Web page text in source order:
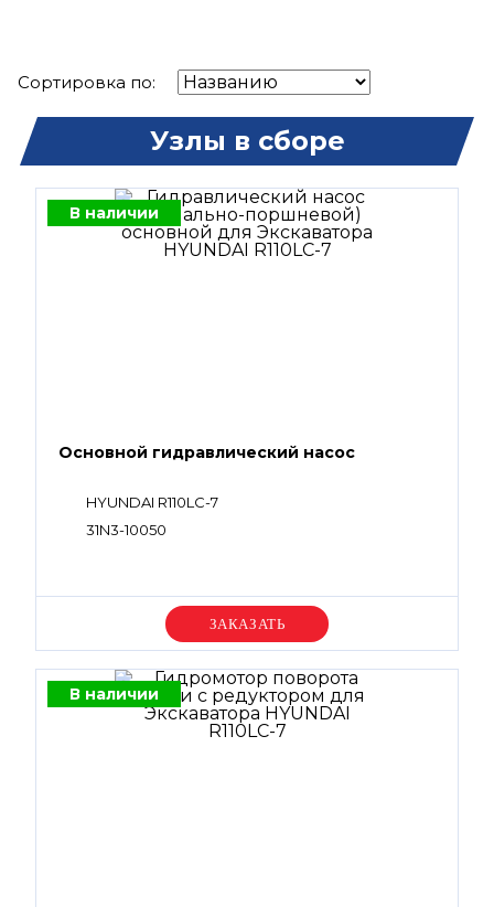
Сортировка по:
Узлы в сборе
В наличии
Основной гидравлический насос
HYUNDAI R110LC-7
31N3-10050
Уточняйте цену
В наличии